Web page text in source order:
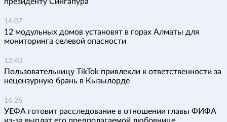
14:07
12 модульных домов установят в горах Алматы для
мониторинга селевой опасности
12:40
Пользовательницу TikTok привлекли к ответственности за
нецензурную брань в Кызылорде
16:26
УЕФА готовит расследование в отношении главы ФИФА
из-за выплат его предполагаемой любовнице